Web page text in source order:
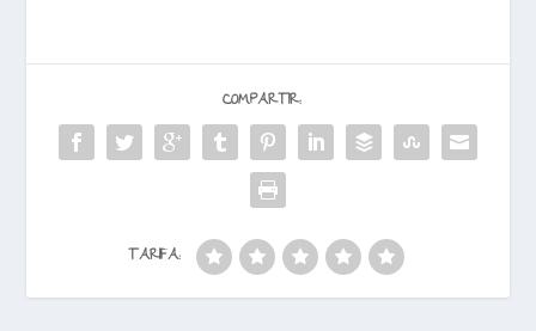
COMPARTIR:
TARIFA: